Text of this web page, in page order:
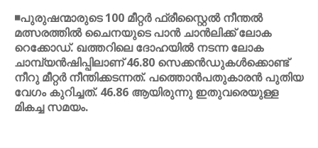
◾പുരുഷന്മാരുടെ 100 മീറ്റര്‍ ഫ്രീസ്റ്റൈല്‍ നീന്തല്‍
മത്സരത്തില്‍ ചൈനയുടെ പാന്‍ ചാന്‍ലിക്ക് ലോക
റെക്കോഡ്. ഖത്തറിലെ ദോഹയില്‍ നടന്ന ലോക
ചാമ്പ്യന്‍ഷിപ്പിലാണ് 46.80 സെക്കന്‍ഡുകള്‍ക്കൊണ്ട്
നീറു മീറ്റര്‍ നീന്തിക്കടന്നത്. പത്തൊന്‍പതുകാരന്‍ പുതിയ
വേഗം കുറിച്ചത്. 46.86 ആയിരുന്നു ഇതുവരെയുള്ള
മികച്ച സമയം.